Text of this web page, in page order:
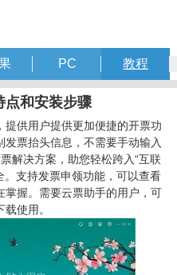
PC 教程
点和安装步骤
供用户提供更加便捷的开票功
票抬头信息，不需要手动输入
解决方案，助您轻松跨入“互联
。支持发票申领功能，可以查看
握。需要云票助手的用户，可
使用。